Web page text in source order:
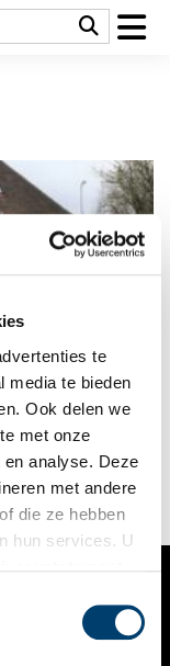
te
media te bieden
Ook delen we
met onze
analyse. Deze
met andere
die ze hebben
hun services. U
voor Noord-
ons mee naar
weggedoken
de smalle
brengt ons hier?